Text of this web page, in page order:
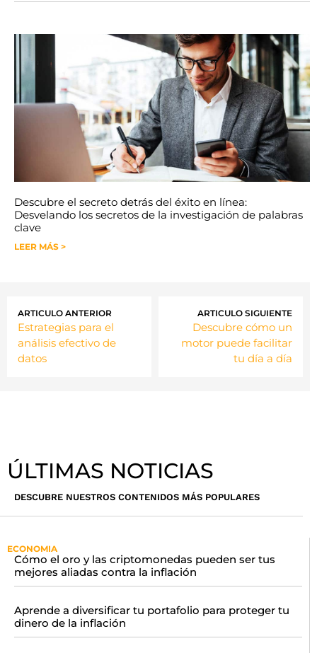
Descubre el secreto detrás del éxito en línea:
Desvelando los secretos de la investigación de palabras
clave
LEER MÁS >
ARTICULO ANTERIOR
Estrategias para el
análisis efectivo de
datos
ARTICULO SIGUIENTE
Descubre cómo un
motor puede facilitar
tu día a día
ÚLTIMAS NOTICIAS
DESCUBRE NUESTROS CONTENIDOS MÁS POPULARES
ECONOMIA
Cómo el oro y las criptomonedas pueden ser tus
mejores aliadas contra la inflación
Aprende a diversificar tu portafolio para proteger tu
dinero de la inflación